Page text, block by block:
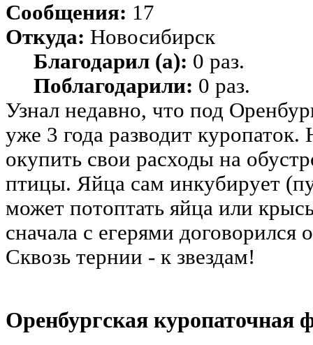
Сообщения: 17
Откуда: Новосибирск
Благодарил (а): 0 раз.
Поблагодарили: 0 раз.
Узнал недавно, что под
уже 3 года разводит куропаток.
окупить свои расходы на
птицы. Яйца сам инкубирует
может потоптать яйца или
сначала с егерями договорился
Сквозь тернии - к звездам!
Оренбургская куропаточная